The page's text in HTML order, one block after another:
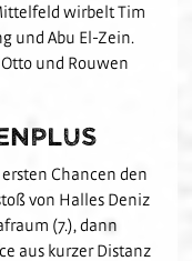
wirbelt Tim
und Abu El-Zein.
und Rouwen
Chancen den
von Halles Deniz
(7.), dann
aus kurzer Distanz